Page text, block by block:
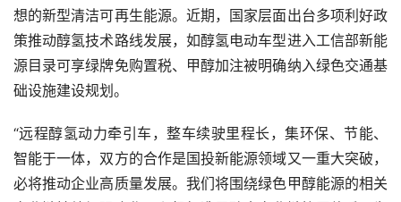
想的新型清洁可再生能源。近期，国家层面出台多项利好政
策推动醇氢技术路线发展，如醇氢电动车型进入工信部新能
源目录可享绿牌免购置税、甲醇加注被明确纳入绿色交通基
础设施建设规划。
“远程醇氢动力牵引车，整车续驶里程长，集环保、节能、
智能于一体，双方的合作是国投新能源领域又一重大突破，
必将推动企业高质量发展。我们将围绕绿色甲醇能源的相关